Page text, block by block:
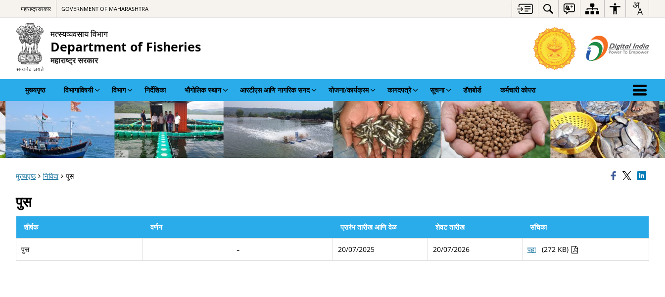
महाराष्ट्रसरकार GOVERNMENT OF MAHARASHTRA
मत्स्यव्यवसाय विभाग
Department of Fisheries
महाराष्ट्र सरकार
मुख्यपृष्ठ विभागाविषयी विभाग निर्देशिका भौगोलिक स्थान आरटीएस आणि नागरिक सनद योजना/कार्यक्रम कागदपत्रे सूचना डॅशबोर्ड कर्मचारी कोपरा
मुख्यपृष्ठ निविदा पुस
पुस
शीर्षक वर्णन प्रारंभ तारीख आणि वेळ शेवट तारीख संचिका
पुस 20/07/2025 20/07/2026 पहा (272 KB)